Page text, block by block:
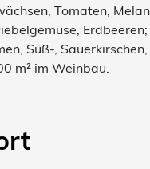
Tomaten,
Süß-,
m² im Weinbau.